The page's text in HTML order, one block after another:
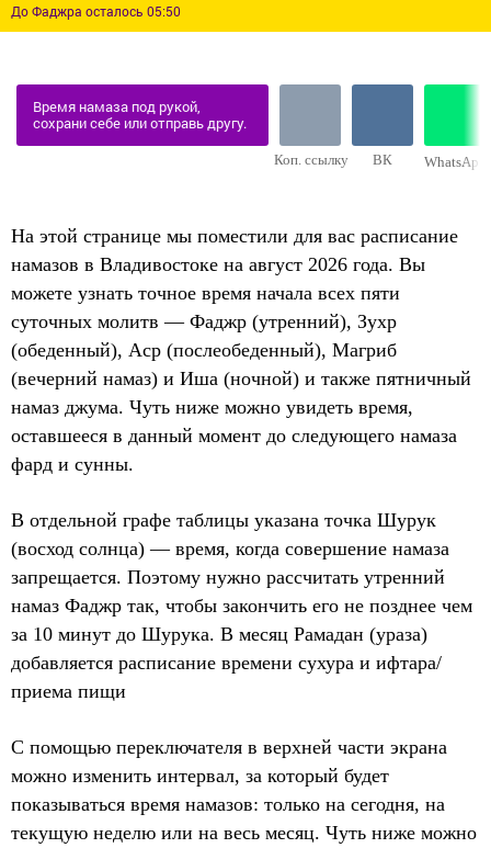
До Фаджра осталось 05:50
Время намаза под рукой,
сохрани себе или отправь другу.
Коп. ссылку ВК WhatsApp
На этой странице мы поместили для вас расписание
намазов в Владивостоке на август 2026 года. Вы
можете узнать точное время начала всех пяти
суточных молитв — Фаджр (утренний), Зухр
(обеденный), Аср (послеобеденный), Магриб
(вечерний намаз) и Иша (ночной) и также пятничный
намаз джума. Чуть ниже можно увидеть время,
оставшееся в данный момент до следующего намаза
фард и сунны.
В отдельной графе таблицы указана точка Шурук
(восход солнца) — время, когда совершение намаза
запрещается. Поэтому нужно рассчитать утренний
намаз Фаджр так, чтобы закончить его не позднее чем
за 10 минут до Шурука. В месяц Рамадан (ураза)
добавляется расписание времени сухура и ифтара/
приема пищи
С помощью переключателя в верхней части экрана
можно изменить интервал, за который будет
показываться время намазов: только на сегодня, на
текущую неделю или на весь месяц. Чуть ниже можно